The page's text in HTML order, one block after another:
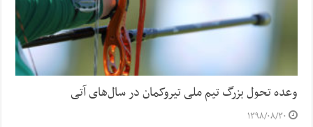
وعده تحول بزرگ تیم ملی تیروکمان در سال‌های آتی
۱۳۹۸/۰۸/۳۰